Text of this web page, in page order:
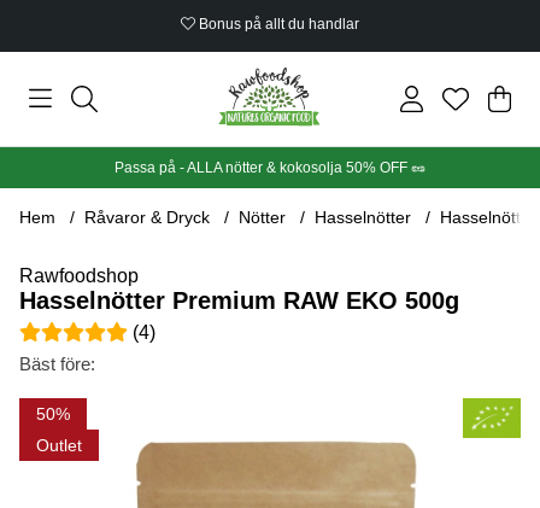
Bonus på allt du handlar
Din
.
Passa på - ALLA nötter & kokosolja 50% OFF 🥜
Hem Råvaror & Dryck Nötter Hasselnötter
Rawfoodshop
Hasselnötter Premium RAW EKO 500g
Medelbetyg 5 av 5 Antal betyg 4
(4)
Bäst före:
50
Outlet
Produktbilder Hasselnötter Premium RAW EKO 500g